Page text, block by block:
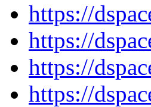
https://
https://
https://
https://